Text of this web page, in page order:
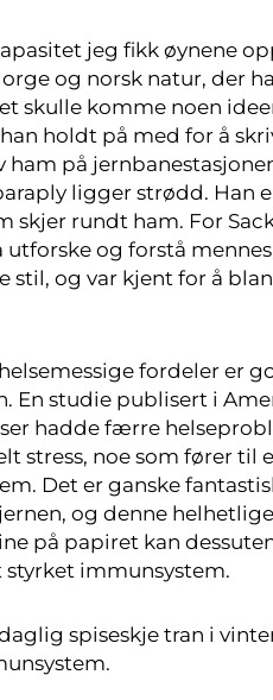
jeg fikk øynene
og norsk natur, der
skulle komme noen
holdt på med for å
ham på
ligger strødd.
skjer rundt ham. For
utforske og forstå
stil, og var kjent for å
fordeler er
En studie publisert i
hadde færre
stress, noe som fører til
Det er ganske
og denne
på papiret kan
immunsystem.
spiseskje tran i